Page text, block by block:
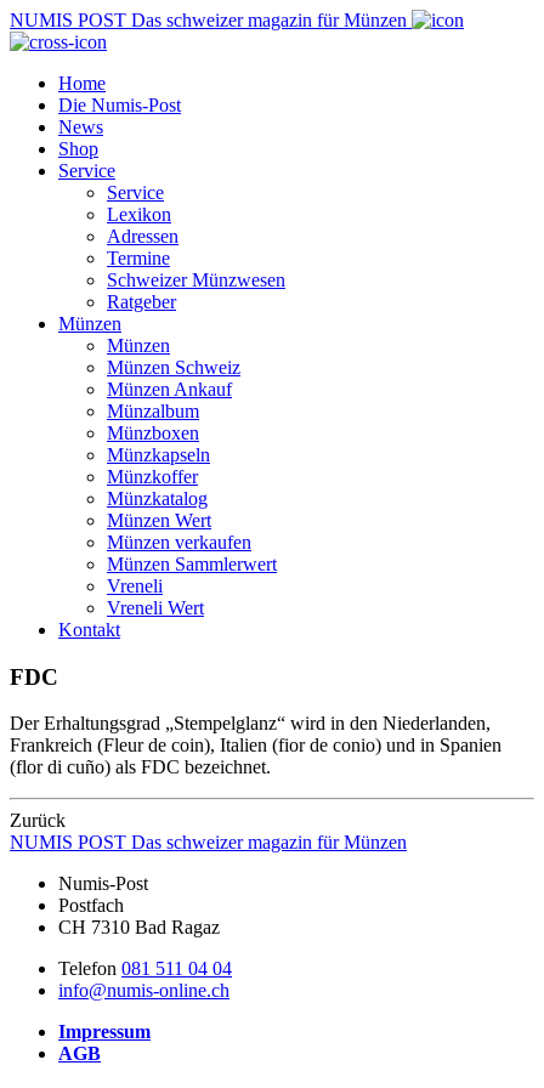
NUMIS POST Das schweizer magazin für Münzen
Home
Die Numis-Post
News
Shop
Service
Service
Lexikon
Adressen
Termine
Schweizer Münzwesen
Ratgeber
Münzen
Münzen
Münzen Schweiz
Münzen Ankauf
Münzalbum
Münzboxen
Münzkapseln
Münzkoffer
Münzkatalog
Münzen Wert
Münzen verkaufen
Münzen Sammlerwert
Vreneli
Vreneli Wert
Kontakt
FDC
Der Erhaltungsgrad „Stempelglanz“ wird in den Niederlanden,
Frankreich (Fleur de coin), Italien (fior de conio) und in Spanien
(flor di cuño) als FDC bezeichnet.
Zurück
NUMIS POST Das schweizer magazin für Münzen
Numis-Post
Postfach
CH 7310 Bad Ragaz
Telefon 081 511 04 04
info@numis-online.ch
Impressum
AGB